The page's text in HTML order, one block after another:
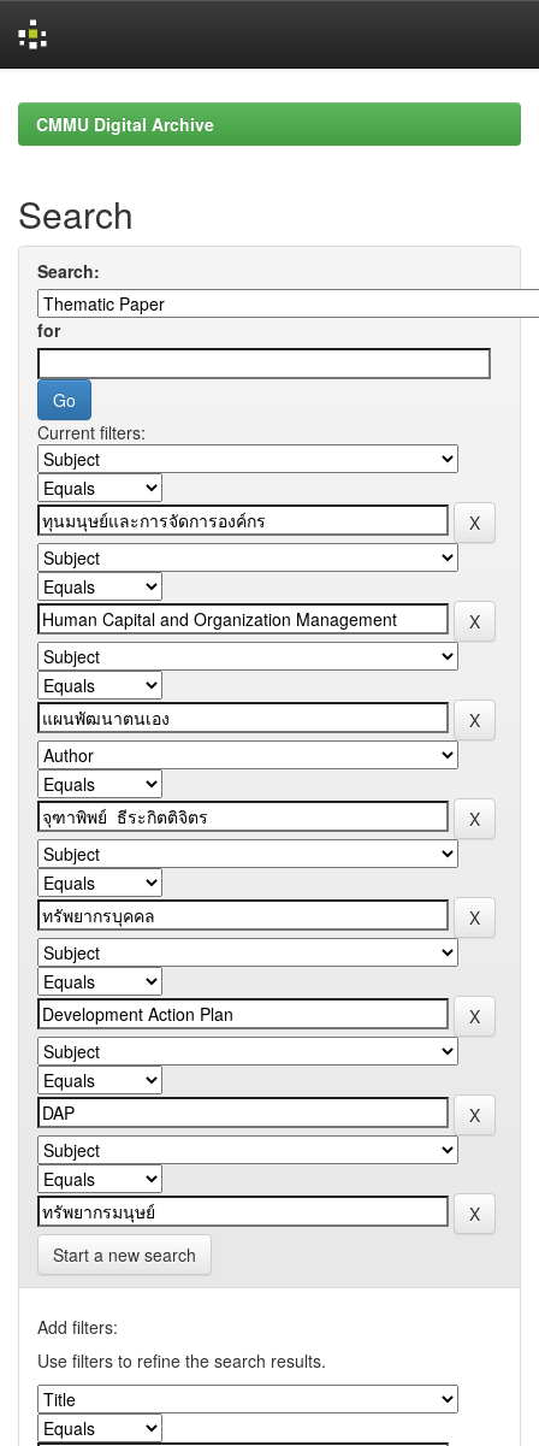
navigationCMMU Digital Archive
Search
Search:
for
Current filters:
Start a new search
Add filters:
Use filters to refine the search results.